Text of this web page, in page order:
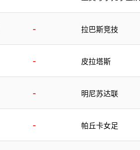
- 拉巴斯竞技
- 皮拉塔斯
- 明尼苏达联
- 帕丘卡女足